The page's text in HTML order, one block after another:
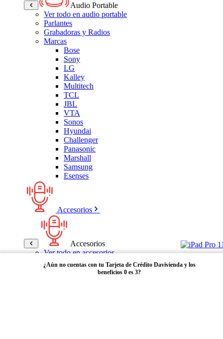
Audio Portable
Ver todo en audio portable
Parlantes
Grabadoras y Radios
Marcas
Bose
Sony
LG
Kalley
Multitech
TCL
JBL
VTA
Sonos
Hyundai
Challenger
Panasonic
Marshall
Samsung
Esenses
Accesorios
Accesorios
Ver todo en accesorios
Micrófonos
Bases
¿Aún no cuentas con tu Tarjeta de Crédito Davivienda y los
beneficios 0 es 3?